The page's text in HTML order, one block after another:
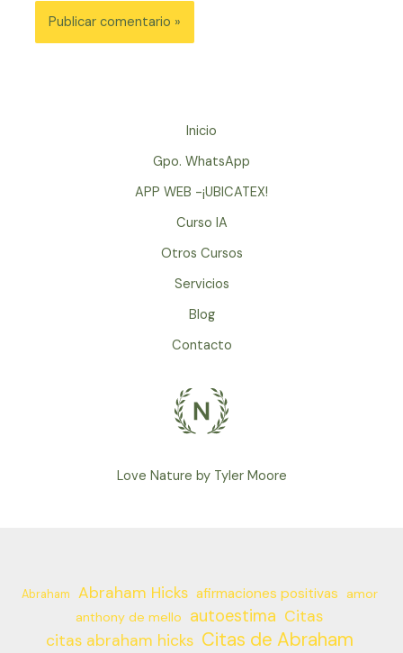
Inicio
Gpo. WhatsApp
APP WEB -¡UBICATEX!
Curso IA
Otros Cursos
Servicios
Blog
Contacto
Love Nature by Tyler Moore
Abraham Abraham Hicks afirmaciones positivas
amor
anthony de mello
autoestima Citas
citas abraham hicks Citas de Abraham